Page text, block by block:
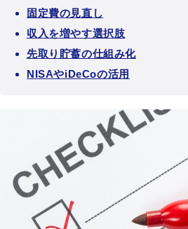
固定費の見直し
収入を増やす選択肢
先取り貯蓄の仕組み化
NISAやiDeCoの活用